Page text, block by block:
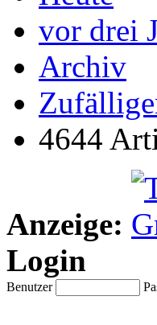
vor drei
Archiv
4644
Anzeige:
Login
Benutzer